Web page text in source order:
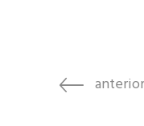
anterior